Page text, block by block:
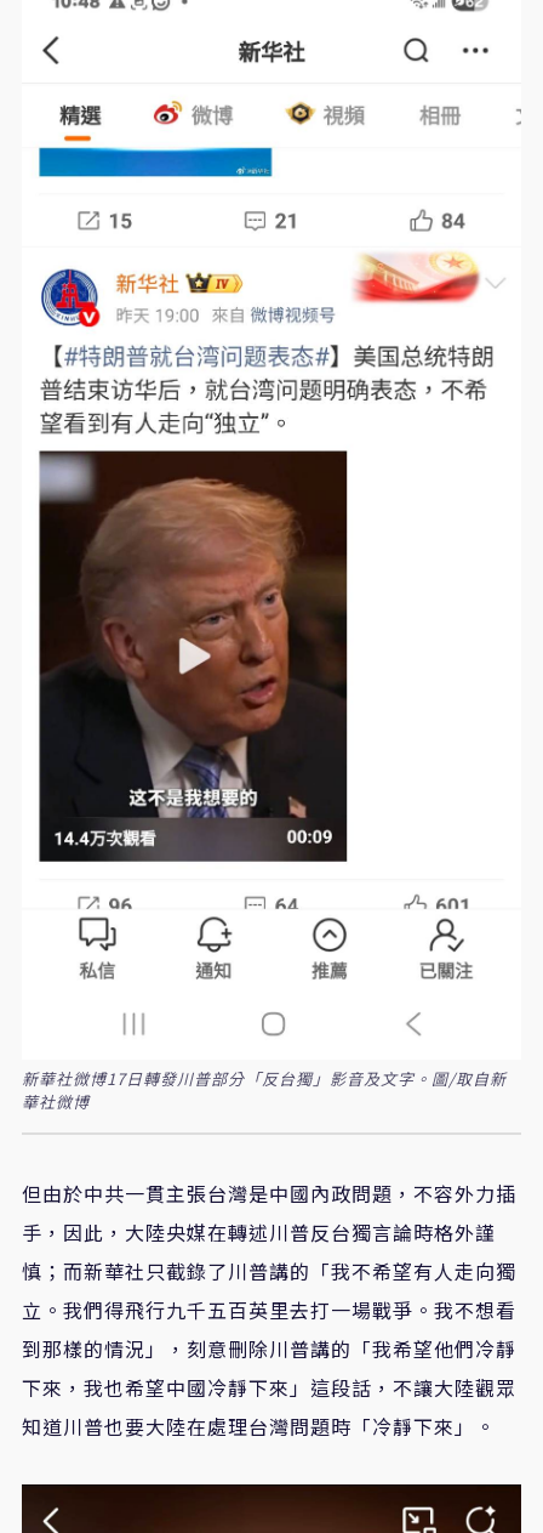
新華社微博17日轉發川普部分「反台獨」影音及文字。圖/取自新
華社微博
但由於中共一貫主張台灣是中國內政問題，不容外力插
手，因此，大陸央媒在轉述川普反台獨言論時格外謹
慎；而新華社只截錄了川普講的「我不希望有人走向獨
立。我們得飛行九千五百英里去打一場戰爭。我不想看
到那樣的情況」，刻意刪除川普講的「我希望他們冷靜
下來，我也希望中國冷靜下來」這段話，不讓大陸觀眾
知道川普也要大陸在處理台灣問題時「冷靜下來」。